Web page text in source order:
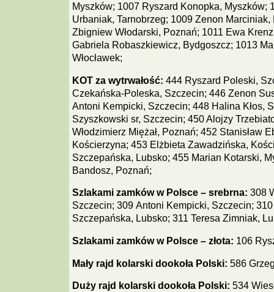
Myszków; 1007 Ryszard Konopka, Myszków;
Urbaniak, Tarnobrzeg; 1009 Zenon Marciniak,
Zbigniew Włodarski, Poznań; 1011 Ewa
Gabriela Robaszkiewicz, Bydgoszcz; 1013
Włocławek;
KOT za wytrwałość: 444 Ryszard Poleski,
Czekańska-Poleska, Szczecin; 446 Zenon
Antoni Kempicki, Szczecin; 448 Halina Kłos,
Szyszkowski sr, Szczecin; 450 Alojzy
Włodzimierz Miężał, Poznań; 452 Stanisław
Kościerzyna; 453 Elżbieta Zawadzińska,
Szczepańska, Lubsko; 455 Marian Kotarski,
Bandosz, Poznań;
Szlakami zamków w Polsce – srebrna: 308
Szczecin; 309 Antoni Kempicki, Szczecin;
Szczepańska, Lubsko; 311 Teresa Zimniak,
Szlakami zamków w Polsce – złota: 106
Mały rajd kolarski dookoła Polski: 586
Duży rajd kolarski dookoła Polski: 534